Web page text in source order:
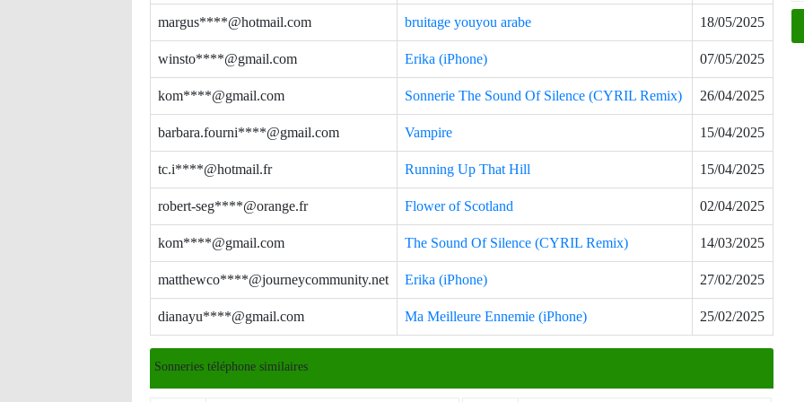
margus****@hotmail.com bruitage youyou arabe 18/05/2025
winsto****@gmail.com Erika (iPhone) 07/05/2025
kom****@gmail.com Sonnerie The Sound Of Silence (CYRIL Remix) 26/04/2025
barbara.fourni****@gmail.com Vampire 15/04/2025
tc.i****@hotmail.fr Running Up That Hill 15/04/2025
robert-seg****@orange.fr Flower of Scotland 02/04/2025
kom****@gmail.com The Sound Of Silence (CYRIL Remix) 14/03/2025
matthewco****@journeycommunity.net Erika (iPhone) 27/02/2025
dianayu****@gmail.com Ma Meilleure Ennemie (iPhone) 25/02/2025
Sonneries téléphone similaires